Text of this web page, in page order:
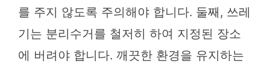
를 주지 않도록 주의해야 합니다. 둘째, 쓰레
기는 분리수거를 철저히 하여 지정된 장소
에 버려야 합니다. 깨끗한 환경을 유지하는